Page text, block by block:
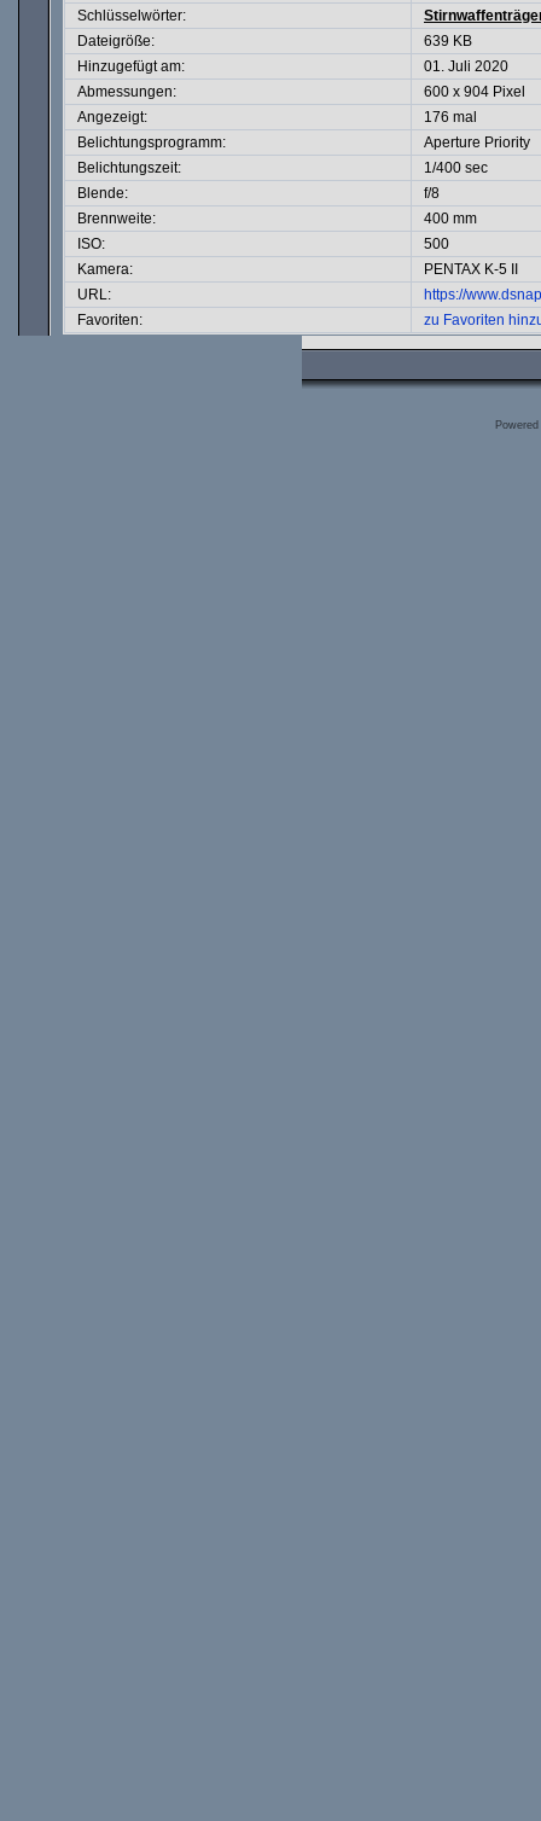
Schlüsselwörter:
Dateigröße:
639 KB
Hinzugefügt am:
01. Juli 2020
Abmessungen:
600 x 904 Pixel
Angezeigt:
176 mal
Belichtungsprogramm:
Aperture Priority
Belichtungszeit:
1/400 sec
Blende:
f/8
Brennweite:
400 mm
ISO:
500
Kamera:
PENTAX K-5 II
URL:
https://
Favoriten:
zu Favoriten